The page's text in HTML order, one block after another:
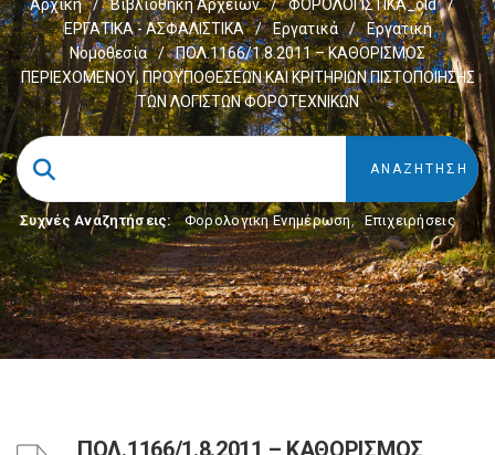
Αρχική / Βιβλιοθήκη Αρχείων / ΦΟΡΟΛΟΓΙΣΤΙΚΑ_old
/
ΕΡΓΑΤΙΚΑ - ΑΣΦΑΛΙΣΤΙΚΑ
/ Εργατικά /
Εργατική
Νομοθεσία
/
ΠΟΛ.1166/1.8.2011 – ΚΑΘΟΡΙΣΜΟΣ
ΠΕΡΙΕΧΟΜΕΝΟΥ, ΠΡΟΫΠΟΘΕΣΕΩΝ ΚΑΙ ΚΡΙΤΗΡΙΩΝ ΠΙΣΤΟΠΟΙΗΣΗΣ
ΤΩΝ ΛΟΓΙΣΤΩΝ ΦΟΡΟΤΕΧΝΙΚΩΝ
Συχνές Αναζητήσεις: Φορολογικη Ενημέρωση, Επιχειρήσεις
ΠΟΛ.1166/1.8.2011 – ΚΑΘΟΡΙΣΜΟΣ